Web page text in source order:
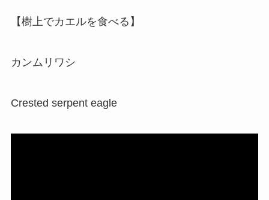
【樹上でカエルを食べる】
カンムリワシ
Crested serpent eagle